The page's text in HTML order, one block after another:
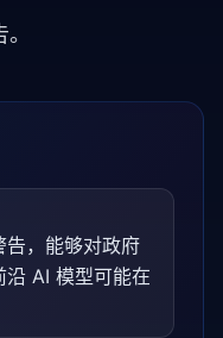
告，能够对政府
AI 模型可能在